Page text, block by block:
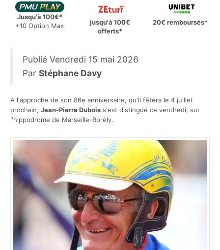
Jusqu'à 100€*
+10 Option Max
jusqu'à 100€
offerts*
20€ remboursés*
Publié Vendredi 15 mai 2026
Par Stéphane Davy
A l'approche de son 86e anniversaire, qu'il fêtera le 4 juillet
prochain, Jean-Pierre Dubois s'est distingué ce vendredi, sur
l'hippodrome de Marseille-Borély.